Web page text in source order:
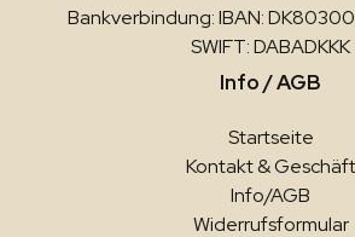
Bankverbindung: IBAN:
SWIFT: DABADKKK
Info / AGB
Startseite
Kontakt & Geschäft
Info/AGB
Widerrufsformular